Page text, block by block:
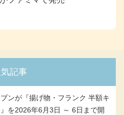
気記事
ンが『揚げ物・フランク 半額キ
を2026年6月3日 ～ 6日まで開